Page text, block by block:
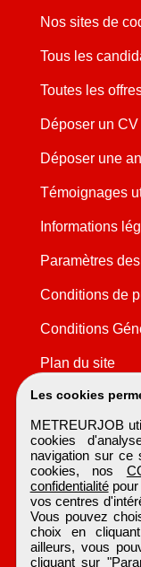
Les cookies
METREURJOB
cookies
navigation sur ce
cookies, nos
confidentialitépour
vos centres
Vous pouvez
choix en
ailleurs, vous
cliquant sur
Nos sites de
Tous les
Toutes les
Déposer un CV
Déposer une
Témoignages
Informations
Paramètres
Conditions de
Conditions
Plan du site